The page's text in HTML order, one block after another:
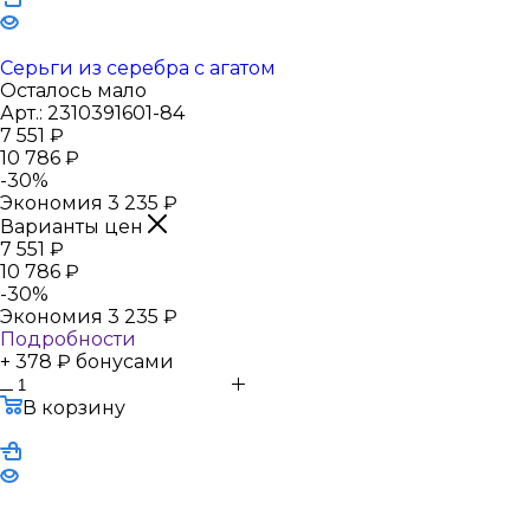
Серьги из серебра с агатом
Осталось мало
Арт.: 2310391601-84
7 551 ₽
10 786 ₽
-30%
Экономия 3 235 ₽
Варианты цен
7 551 ₽
10 786 ₽
-30%
Экономия 3 235 ₽
Подробности
+ 378 ₽ бонусами
В корзину